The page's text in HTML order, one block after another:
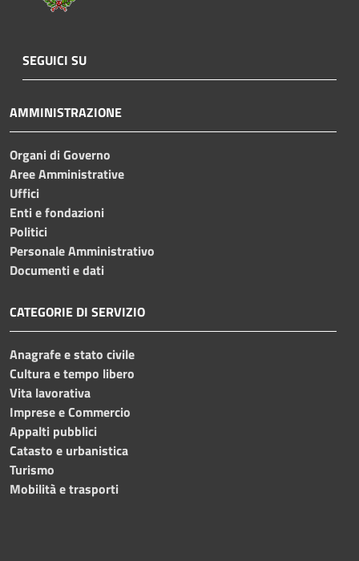
SEGUICI SU
AMMINISTRAZIONE
Organi di Governo
Aree Amministrative
Uffici
Enti e fondazioni
Politici
Personale Amministrativo
Documenti e dati
CATEGORIE DI SERVIZIO
Anagrafe e stato civile
Cultura e tempo libero
Vita lavorativa
Imprese e Commercio
Appalti pubblici
Catasto e urbanistica
Turismo
Mobilità e trasporti